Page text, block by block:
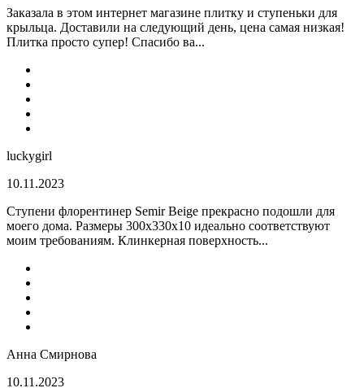
Заказала в этом интернет магазине плитку и ступеньки для
крыльца. Доставили на следующий день, цена самая низкая!
Плитка просто супер! Спасибо ва...
luckygirl
10.11.2023
Ступени флорентинер Semir Beige прекрасно подошли для
моего дома. Размеры 300х330х10 идеально соответствуют
моим требованиям. Клинкерная поверхность...
Анна Смирнова
10.11.2023